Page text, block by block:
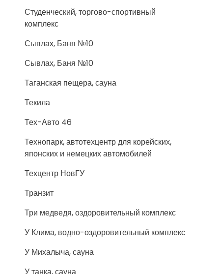
Студенческий, торгово-спортивный
комплекс
Сывлах, Баня №10
Сывлах, Баня №10
Таганская пещера, сауна
Текила
Тех-Авто 46
Технопарк, автотехцентр для корейских,
японских и немецких автомобилей
Техцентр НовГУ
Транзит
Три медведя, оздоровительный комплекс
У Клима, водно-оздоровительный комплекс
У Михалыча, сауна